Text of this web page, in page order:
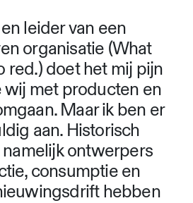
leider van een
organisatie (What
red.) doet het mij pijn
wij met producten en
Maar ik ben er
aan. Historisch
ontwerpers
consumptie en
hebben